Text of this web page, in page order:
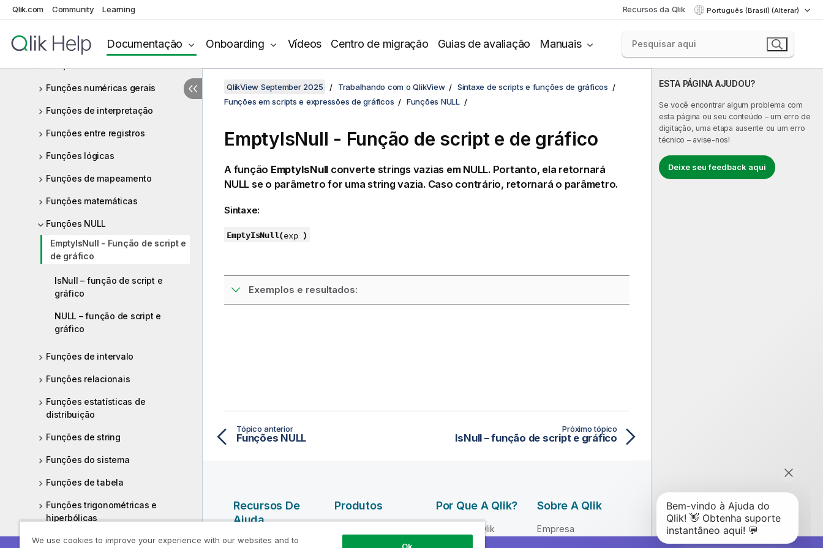
Qlik.com Community Learning Recursos da Qlik Português (Brasil) (Alterar)
Documentação Onboarding Vídeos Centro de migração Guias de avaliação Manuais
Funções de arquivo
Funções financeiras
Funções numéricas gerais
Funções de interpretação
Funções entre registros
Funções lógicas
Funções de mapeamento
Funções matemáticas
Funções NULL
EmptyIsNull - Função de script e
de gráfico
IsNull – função de script e
gráfico
NULL – função de script e
gráfico
Funções de intervalo
Funções relacionais
Funções estatísticas de
distribuição
Funções de string
Funções do sistema
Funções de tabela
Funções trigonométricas e
hiperbólicas
Funções de janela
ESTA PÁGINA AJUDOU?
Se você encontrar algum problema com
esta página ou seu conteúdo – um erro de
digitação, uma etapa ausente ou um erro
técnico – avise-nos!
Deixe seu feedback aqui
QlikView September 2025 Trabalhando com o QlikView
Sintaxe de scripts e funções de gráficos
Funções em scripts e expressões de gráficos
Funções NULL
EmptyIsNull - Função de script e de gráfico
A função EmptyIsNull converte strings vazias em NULL. Portanto, ela retornará
NULL se o parâmetro for uma string vazia. Caso contrário, retornará o parâmetro.
Sintaxe:
EmptyIsNull(exp)
Exemplos e resultados:
Tópico anterior
Funções NULL
Próximo tópico
IsNull – função de script e gráfico
Recursos De
Ajuda
Vídeos da Qlik
Produtos
INTEGRATION
Por Que A Qlik?
Por que a Qlik
Sobre A Qlik
Empresa
We use cookies to improve your experience with our websites and to